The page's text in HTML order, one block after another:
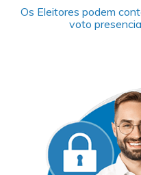
Os Eleitores podem
voto